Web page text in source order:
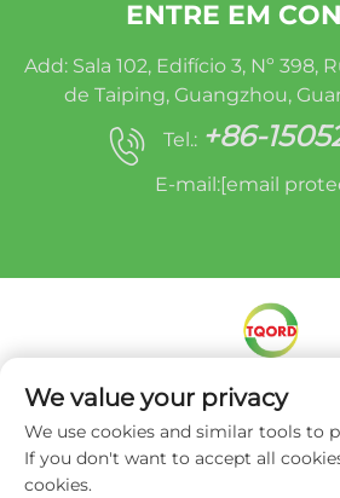
ENTRE EM
Add: Sala 102, Edifício 3, Nº 398,
de Taiping, Guangzhou,
Tel.: +86-
E-mail:[email
Direitos autorais © Miracle
Auto Parts Remanufacturing
de Privacidade
We value your privacy
We use cookies and similar tools to
If you don't want to accept all
cookies.